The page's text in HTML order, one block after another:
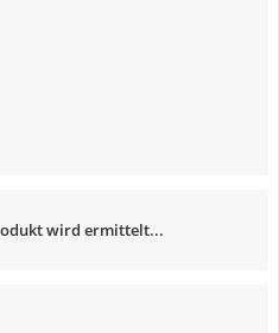
wird ermittelt...